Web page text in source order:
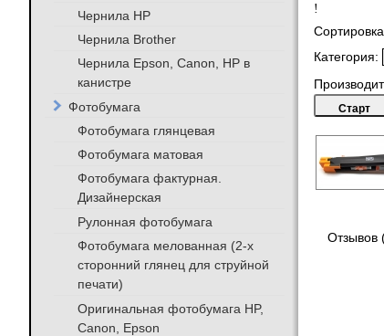
!
Категория:
Отзывов
Чернила HP
Чернила Brother
Чернила Epson, Canon, HP в
канистре
Фотобумага
Фотобумага глянцевая
Фотобумага матовая
Фотобумага фактурная.
Дизайнерская
Рулонная фотобумага
Фотобумага мелованная (2-х
сторонний глянец для струйной
печати)
Оригинальная фотобумага HP,
Canon, Epson